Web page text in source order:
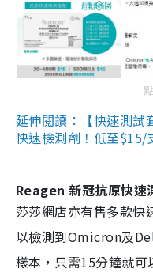
延伸閱讀：【快速測
快速檢測劑！低至$15/
Reagen 新冠抗原快速
莎莎網店亦有售多款快
以檢測到Omicron及
樣本，只需15分鐘就